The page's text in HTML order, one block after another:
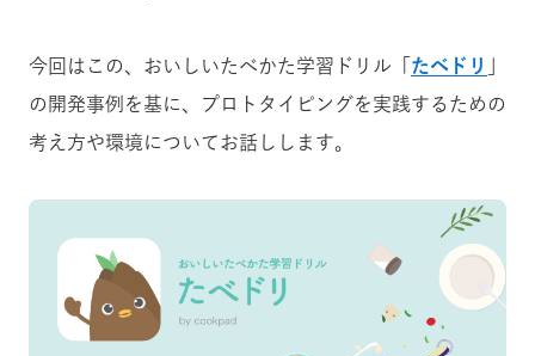
今回はこの、おいしいたべかた学習ドリル「 たべドリ 」
の開発事例を基に、プロトタイピングを実践するための
考え方や環境についてお話しします。